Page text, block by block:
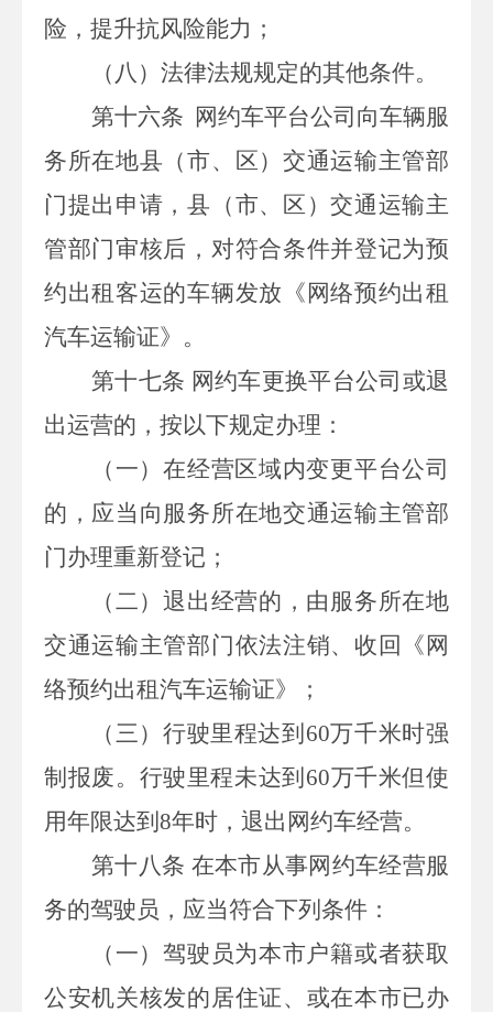
险，提升抗风险能力 ；
（八）法律法规规定的其他条件。
第十六条 网约车平台公司向车辆服
务所在地县（市、区）交通运输主管部
门提出申请，县（市、区）交通运输主
管部门审核后，对符合条件并登记为预
约出租客运的车辆发放《网络预约出租
汽车运输证》。
第十七条 网约车更换平台公司或退
出运营的，按以下规定办理：
（一）在经营区域内变更平台公司
的，应当向服务所在地交通运输主管部
门办理重新登记 ；
（二）退出经营的，由服务所在地
交通运输主管部门依法注销、收回《网
络预约出租汽车运输证》
；
（三）行驶里程达到 60万千米时强
制报废。行驶里程未达到 60万千米但使
用年限达到 8年时，退出网约车经营。
第十八条 在本市从事网约车经营服
务的驾驶员，应当符合下列条件：
（一）驾驶员为本市户籍或者获取
公安机关核发的居住证、或在本市已办